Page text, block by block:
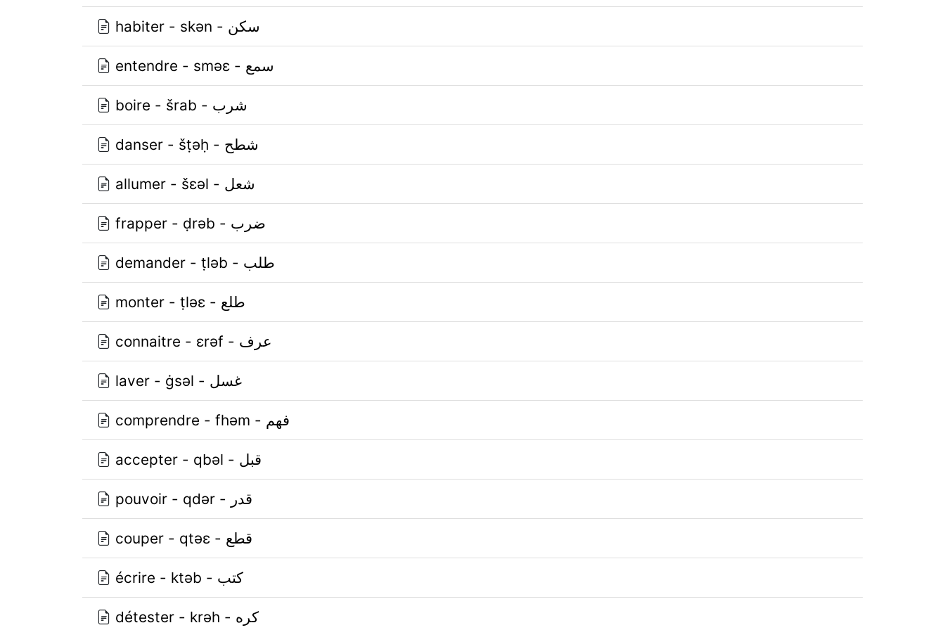
habiter - skǝn - سكن
entendre - smǝɛ - سمع
boire - šrab - شرب
danser - šṭǝḥ - شطح
allumer - šɛǝl - شعل
frapper - ḍrǝb - ضرب
demander - ṭlǝb - طلب
monter - ṭlǝɛ - طلع
connaitre - ɛrǝf - عرف
laver - ġsǝl - غسل
comprendre - fhǝm - فهم
accepter - qbǝl - قبل
pouvoir - qdǝr - قدر
couper - qtǝɛ - قطع
écrire - ktǝb - كتب
détester - krǝh - كره